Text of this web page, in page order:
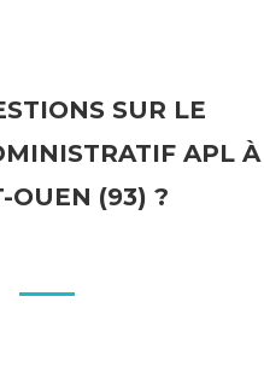
SUR LE
APL À
OUEN (93) ?